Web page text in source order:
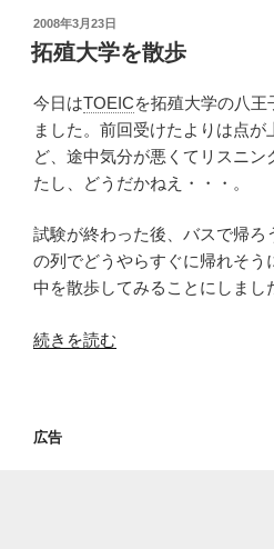
投
稿
日:
2008年3月23日
拓殖大学を散歩
今日はTOEICを拓殖大学の八王
ました。前回受けたよりは点が
ど、途中気分が悪くてリスニン
たし、どうだかねえ・・・。
試験が終わった後、バスで帰ろ
の列でどうやらすぐに帰れそう
中を散歩してみることにしまし
“拓
を
続きを読む
広告